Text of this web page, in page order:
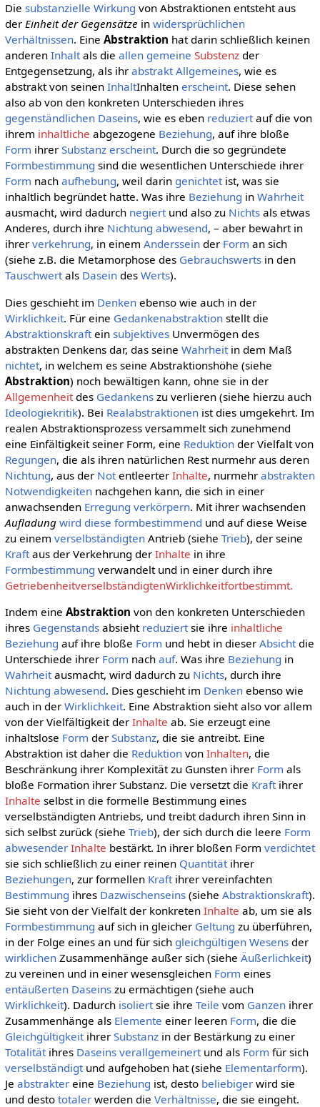
Die substanzielle Wirkung von Abstraktionen entsteht aus
der Einheit der Gegensätze in widersprüchlichen
Verhältnissen. Eine Abstraktion hat darin schließlich keinen
anderen Inhaltals die allen gemeine Substenzder
Entgegensetzung, als ihr abstrakt Allgemeines, wie es
abstrakt von seinen InhaltInhalten erscheint. Diese sehen
also ab von den konkreten Unterschieden ihres
gegenständlichen Daseins, wie es eben reduziertauf die von
ihrem inhaltliche abgezogene Beziehung, auf ihre bloße
Form ihrer Substanz erscheint. Durch die so gegründete
Formbestimmung sind die wesentlichen Unterschiede ihrer
Form nach aufhebung, weil darin genichtetist, was sie
inhaltlich begründet hatte. Was ihre Beziehung in Wahrheit
ausmacht, wird dadurch negiertund also zu Nichtsals etwas
Anderes, durch ihre Nichtung abwesend, – aber bewahrt in
ihrer verkehrung, in einem Andersseinder Form an sich
(siehe z.B. die Metamorphose des Gebrauchswertsin den
Tauschwertals Daseindes Werts).
Dies geschieht im Denkenebenso wie auch in der
Wirklichkeit. Für eine Gedankenabstraktionstellt die
Abstraktionskraftein subjektivesUnvermögen des
abstrakten Denkens dar, das seine Wahrheitin dem Maß
nichtet, in welchem es seine Abstraktionshöhe (siehe
Abstraktion) noch bewältigen kann, ohne sie in der
Allgemenheitdes Gedankenszu verlieren (siehe hierzu auch
Ideologiekritik). Bei Realabstraktionenist dies umgekehrt. Im
realen Abstraktionsprozess versammelt sich zunehmend
eine Einfältigkeit seiner Form, eine Reduktionder Vielfalt von
Regungen, die als ihren natürlichen Rest nurmehr aus deren
Nichtung, aus der Notentleerter Inhalte, nurmehr abstrakten
Notwendigkeitennachgehen kann, die sich in einer
anwachsenden Erregung verkörpern. Mit ihrer wachsenden
Aufladung wird diese formbestimmend und auf diese Weise
zu einem verselbständigtenAntrieb (siehe Trieb), der seine
Kraftaus der Verkehrung der Inhalte in ihre
Formbestimmung verwandelt und in einer durch ihre
GetriebenheitverselbständigtenWirklichkeitfortbestimmt.
Indem eine Abstraktion von den konkreten Unterschieden
ihres Gegenstandsabsieht reduziertsie ihre inhaltliche
Beziehung auf ihre bloße Form und hebt in dieser Absichtdie
Unterschiede ihrer Form nach auf. Was ihre Beziehung in
Wahrheitausmacht, wird dadurch zu Nichts, durch ihre
Nichtung abwesend. Dies geschieht im Denkenebenso wie
auch in der Wirklichkeit. Eine Abstraktion sieht also vor allem
von der Vielfältigkeit der Inhalte ab. Sie erzeugt eine
inhaltslose Form der Substanz, die sie antreibt. Eine
Abstraktion ist daher die Reduktionvon Inhalten, die
Beschränkung ihrer Komplexität zu Gunsten ihrer Form als
bloße Formation ihrer Substanz. Die versetzt die Kraftihrer
Inhalte selbst in die formelle Bestimmung eines
verselbständigten Antriebs, und treibt dadurch ihren Sinn in
sich selbst zurück (siehe Trieb), der sich durch die leere Form
abwesender Inhalte bestärkt. In ihrer bloßen Form verdichtet
sie sich schließlich zu einer reinen Quantitätihrer
Beziehungen, zur formellen Kraftihrer vereinfachten
Bestimmung ihres Dazwischenseins(siehe Abstraktionskraft).
Sie sieht von der Vielfalt der konkreten Inhalte ab, um sie als
Formbestimmung auf sich in gleicher Geltung zu überführen,
in der Folge eines an und für sich gleichgültigen Wesensder
wirklichenZusammenhänge außer sich (siehe Äußerlichkeit)
zu vereinen und in einer wesensgleichen Form eines
entäußerten Daseinszu ermächtigen (siehe auch
Wirklichkeit). Dadurch isoliertsie ihre Teile vom Ganzenihrer
Zusammenhänge als Elemente einer leeren Form, die die
Gleichgültigkeitihrer Substanzin der Bestärkung zu einer
Totalitätihres Daseins verallgemeinertund als Form für sich
verselbständigtund aufgehoben hat (siehe Elementarform).
Je abstraktereine Beziehung ist, desto beliebigerwird sie
und desto totalerwerden die Verhältnisse, die sie eingeht.